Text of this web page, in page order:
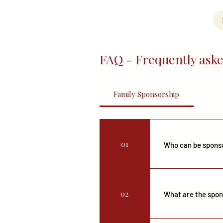
FAQ - Frequently
Family Sponsorship
01 Who can be
Canadian citizens or
nieces may be
02 What are the
The sponsor